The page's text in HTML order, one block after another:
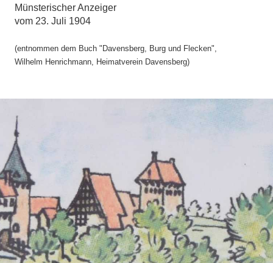
Münsterischer Anzeiger
vom 23. Juli 1904
(entnommen dem Buch "Davensberg, Burg und Flecken",
Wilhelm Henrichmann, Heimatverein Davensberg)